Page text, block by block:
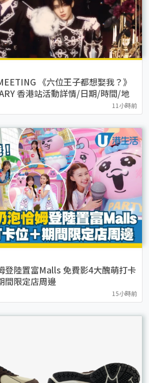
《六位王子都想娶我？》
香港站活動詳情/日期/時間/地
11小時前
登陸置富Malls 免費影4大醜萌打卡
間限定店周邊
15小時前